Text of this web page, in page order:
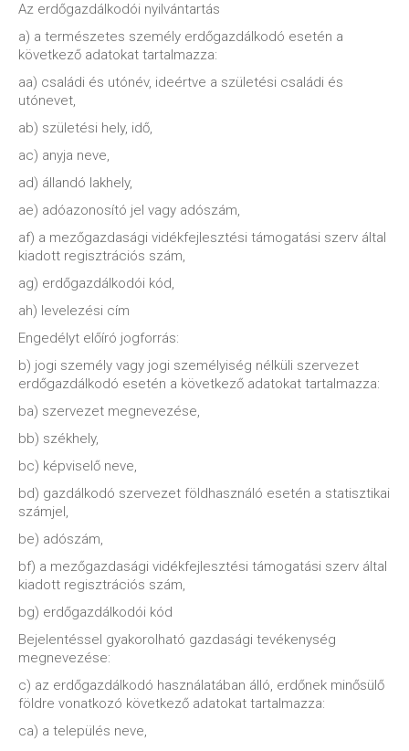
Az erdőgazdálkodói nyilvántartás
a) a természetes személy erdőgazdálkodó esetén a
következő adatokat tartalmazza:
aa) családi és utónév, ideértve a születési családi és
utónevet,
ab) születési hely, idő,
ac) anyja neve,
ad) állandó lakhely,
ae) adóazonosító jel vagy adószám,
af) a mezőgazdasági vidékfejlesztési támogatási szerv által
kiadott regisztrációs szám,
ag) erdőgazdálkodói kód,
ah) levelezési cím
Engedélyt előíró jogforrás:
b) jogi személy vagy jogi személyiség nélküli szervezet
erdőgazdálkodó esetén a következő adatokat tartalmazza:
ba) szervezet megnevezése,
bb) székhely,
bc) képviselő neve,
bd) gazdálkodó szervezet földhasználó esetén a statisztikai
számjel,
be) adószám,
bf) a mezőgazdasági vidékfejlesztési támogatási szerv által
kiadott regisztrációs szám,
bg) erdőgazdálkodói kód
Bejelentéssel gyakorolható gazdasági tevékenység
megnevezése:
c) az erdőgazdálkodó használatában álló, erdőnek minősülő
földre vonatkozó következő adatokat tartalmazza:
ca) a település neve,